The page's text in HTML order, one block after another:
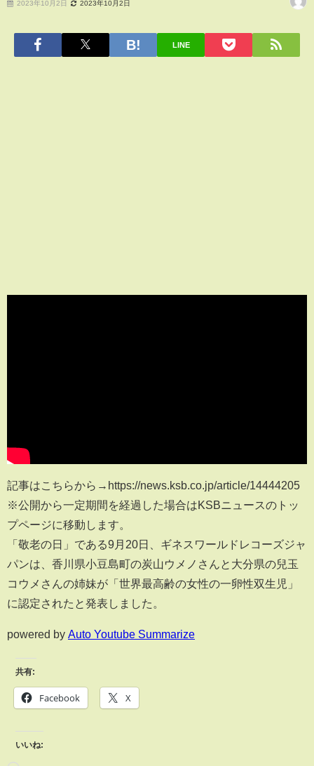
2023年10月2日 2023年10月2日
LINE
記事はこちらから→https://news.ksb.co.jp/article/14444205
※公開から一定期間を経過した場合はKSBニュースのトッ
プページに移動します。
「敬老の日」である9月20日、ギネスワールドレコーズジャ
パンは、香川県小豆島町の炭山ウメノさんと大分県の兒玉
コウメさんの姉妹が「世界最高齢の女性の一卵性双生児」
に認定されたと発表しました。
powered by Auto Youtube Summarize
共有:
Facebook X
いいね: